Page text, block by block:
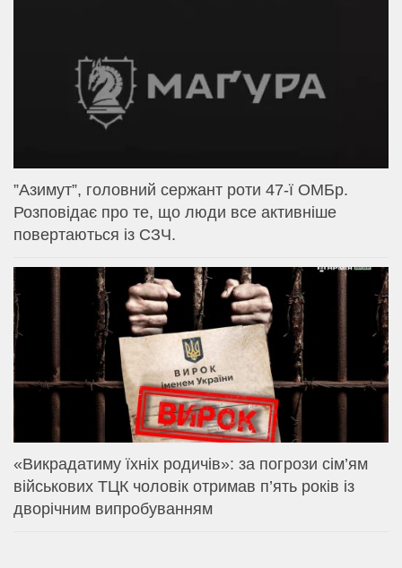
⁨”Азимут”, головний сержант роти 47-ї ОМБр.
Розповідає про те, що люди все активніше
повертаються із СЗЧ.
«Викрадатиму їхніх родичів»: за погрози сім’ям
військових ТЦК чоловік отримав п’ять років із
дворічним випробуванням